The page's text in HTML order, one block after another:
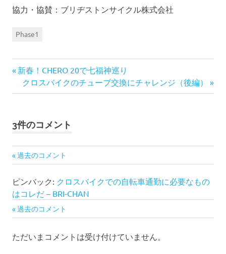
協力・協賛：ブリヂストンサイクル株式会社
Phase1
投
稿
ナ
ゲ
ー
シ
ョ
ン
前
の
記
新春！CHERO 20で七福神巡り
次
の
事:
クロスバイクのチューブ交換にチャレンジ（後編）
3件のコメント
コ
メ
ン
ト
ナ
過去のコメント
ピンバック: クロスバイクでの自転車通勤に必要なもの
はコレだ – BRI-CHAN
コ
メ
過去のコメント
ただいまコメントは受け付けていません。